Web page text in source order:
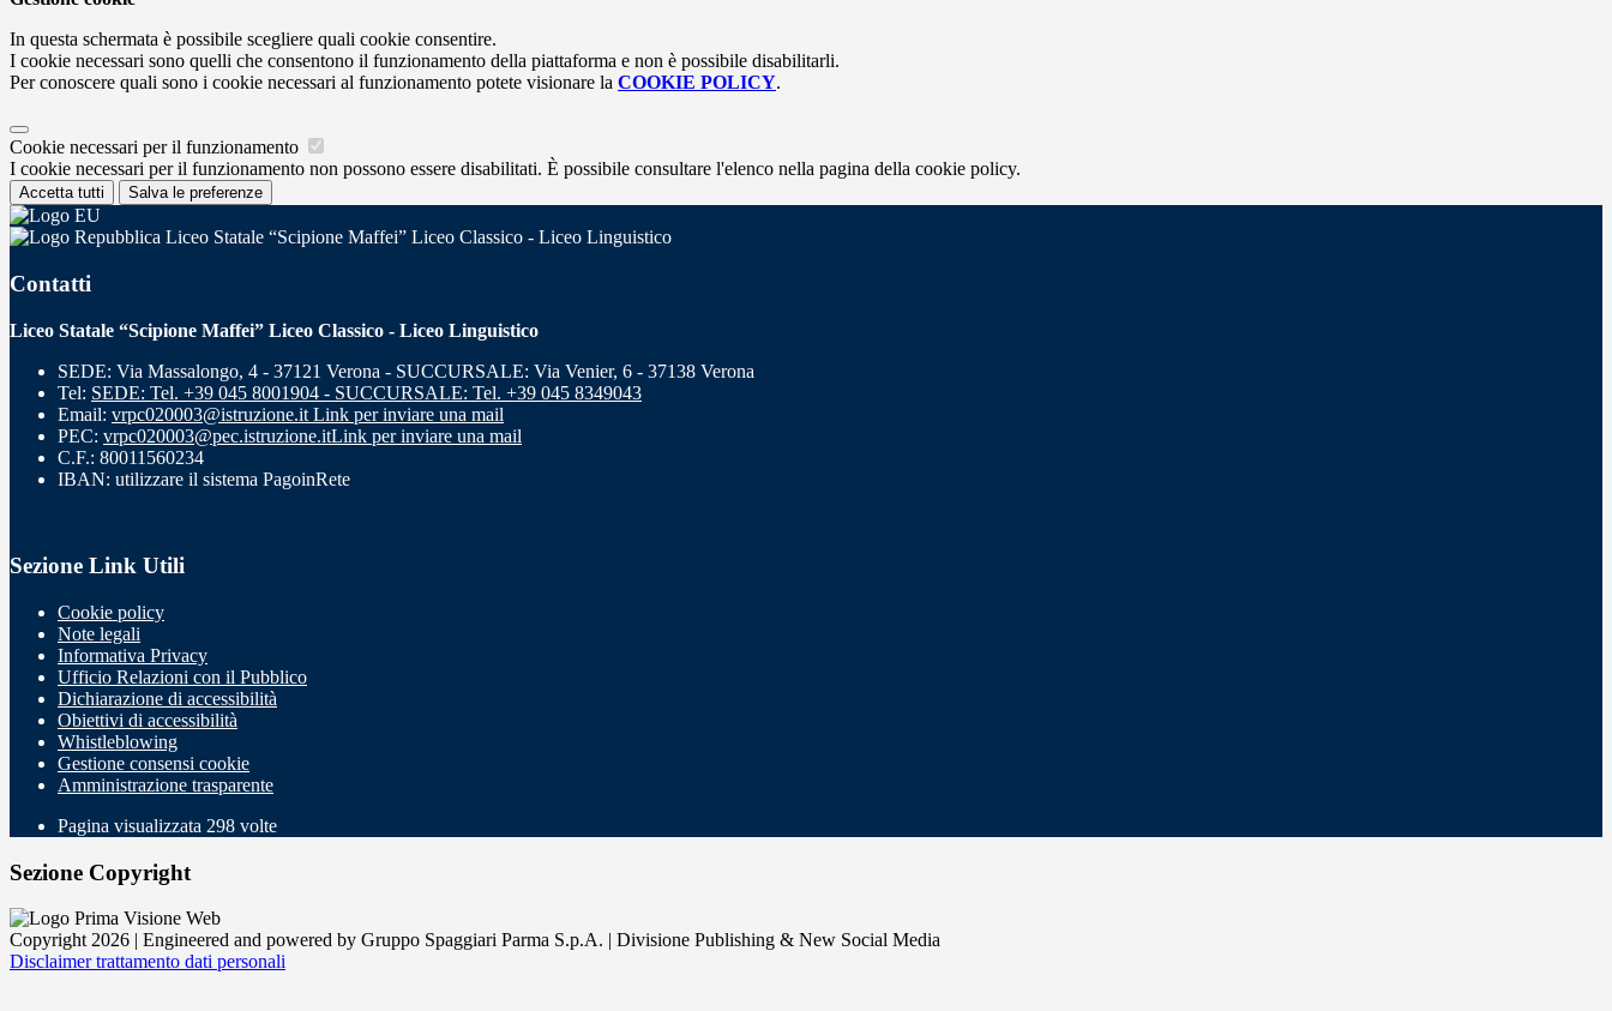
In questa schermata è possibile scegliere quali cookie consentire.
I cookie necessari sono quelli che consentono il funzionamento della piattaforma e non è possibile disabilitarli.
Per conoscere quali sono i cookie necessari al funzionamento potete visionare la COOKIE POLICY.
Cookie necessari per il funzionamento
I cookie necessari per il funzionamento non possono essere disabilitati. È possibile consultare l'elenco nella pagina della cookie policy.
Accetta tutti Salva le preferenze
Liceo Statale “Scipione Maffei” Liceo Classico - Liceo Linguistico
Contatti
Liceo Statale “Scipione Maffei” Liceo Classico - Liceo Linguistico
SEDE: Via Massalongo, 4 - 37121 Verona - SUCCURSALE: Via Venier, 6 - 37138 Verona
Tel: SEDE: Tel. +39 045 8001904 - SUCCURSALE: Tel. +39 045 8349043
Email: vrpc020003@istruzione.it Link per inviare una mail
PEC: vrpc020003@pec.istruzione.itLink per inviare una mail
C.F.: 80011560234
IBAN: utilizzare il sistema PagoinRete
Sezione Link Utili
Cookie policy
Note legali
Informativa Privacy
Ufficio Relazioni con il Pubblico
Dichiarazione di accessibilità
Obiettivi di accessibilità
Whistleblowing
Gestione consensi cookie
Amministrazione trasparente
Pagina visualizzata 298 volte
Sezione Copyright
Copyright 2026 | Engineered and powered by Gruppo Spaggiari Parma S.p.A. | Divisione Publishing & New Social Media
Disclaimer trattamento dati personali